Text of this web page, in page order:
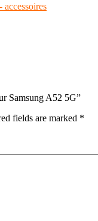
Samsung A52 5G”
fields are marked *